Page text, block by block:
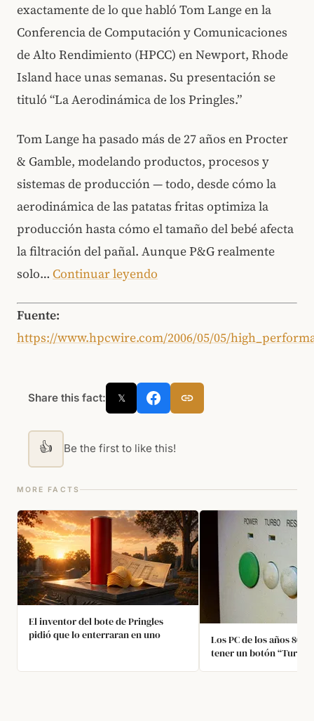
exactamente de lo que habló Tom Lange en la
Conferencia de Computación y Comunicaciones
de Alto Rendimiento (HPCC) en Newport, Rhode
Island hace unas semanas. Su presentación se
tituló “La Aerodinámica de los Pringles.”
Tom Lange ha pasado más de 27 años en Procter
& Gamble, modelando productos, procesos y
sistemas de producción — todo, desde cómo la
aerodinámica de las patatas fritas optimiza la
producción hasta cómo el tamaño del bebé afecta
la filtración del pañal. Aunque P&G realmente
solo… Continuar leyendo
Fuente:
https://www.hpcwire.com/2006/05/05/
Share this fact: 𝕏
👍 Be the first to like this!
MORE FACTS
El inventor del bote de Pringles
pidió que lo enterraran en uno
Los PC de los años 80 y
tener un botón